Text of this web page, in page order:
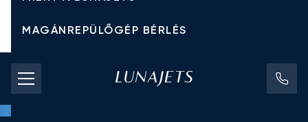
MAGÁNREPÜLŐGÉP BÉRLÉS
CHARTER ÁRAK
MAGÁNREPÜLŐGÉPEK